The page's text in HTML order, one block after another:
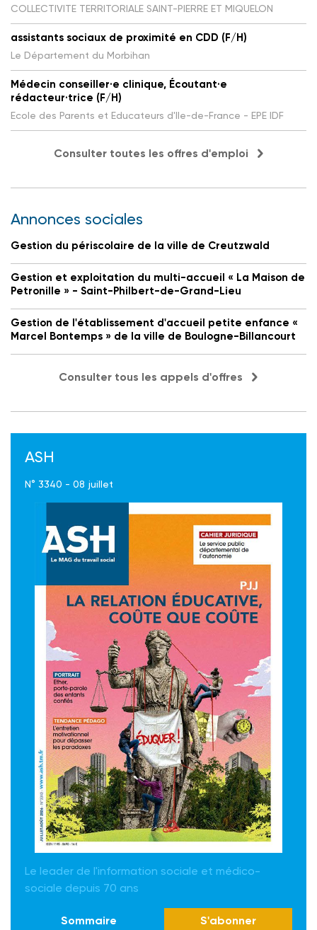
COLLECTIVITE TERRITORIALE SAINT-PIERRE ET MIQUELON
assistants sociaux de proximité en CDD (F/H)
Le Département du Morbihan
Médecin conseiller·e clinique, Écoutant·e
rédacteur·trice (F/H)
Ecole des Parents et Educateurs d'Ile-de-France - EPE IDF
Consulter toutes les offres d'emploi
Annonces sociales
Gestion du périscolaire de la ville de Creutzwald
Gestion et exploitation du multi-accueil « La Maison de
Petronille » - Saint-Philbert-de-Grand-Lieu
Gestion de l'établissement d'accueil petite enfance «
Marcel Bontemps » de la ville de Boulogne-Billancourt
Consulter tous les appels d'offres
ASH
N° 3340 - 08 juillet
Le leader de l'information sociale et médico-
sociale depuis 70 ans
Sommaire S'abonner